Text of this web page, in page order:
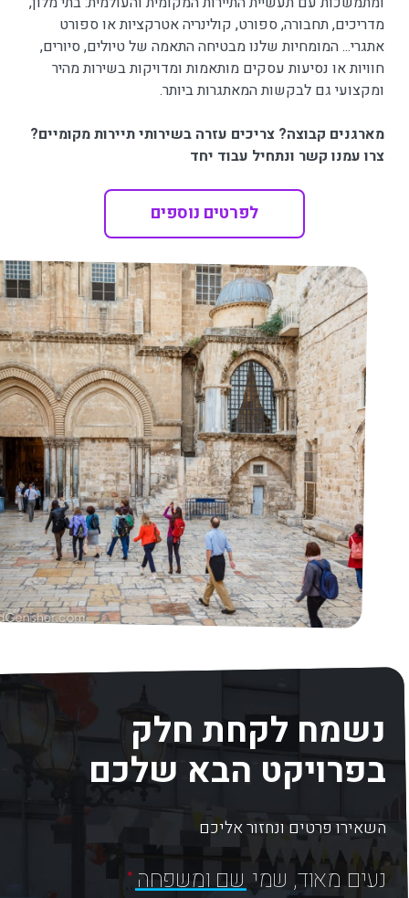
מדריכים, תחבורה, ספורט, קולינריה אטרקציות או ספורט
אתגרי... המומחיות שלנו מבטיחה התאמה של טיולים, סיורים,
חוויות או נסיעות עסקים מותאמות ומדויקות בשירות מהיר
ומקצועי גם לבקשות המאתגרות ביותר.
מארגנים קבוצה? צריכים עזרה בשירותי תיירות מקומיים?
צרו עמנו קשר ונתחיל עבוד יחד
לפרטים נוספים
נשמח לקחת חלק
בפרויקט הבא שלכם
השאירו פרטים ונחזור אליכם
נעים מאוד, שמי שם ומשפחה